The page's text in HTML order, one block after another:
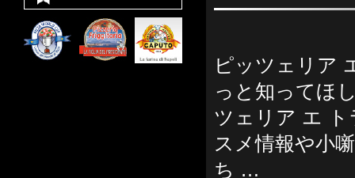
ピッツェリア
っと知ってほ
ツェリア エ
スメ情報や小
ち …